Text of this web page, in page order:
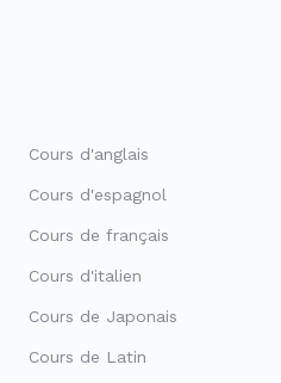
Cours d'anglais
Cours d'espagnol
Cours de français
Cours d'italien
Cours de Japonais
Cours de Latin